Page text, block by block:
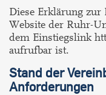
Diese Erklärung
Website der Ruhr-
dem Einstiegslink
aufrufbar ist.
Stand der
Anforderungen